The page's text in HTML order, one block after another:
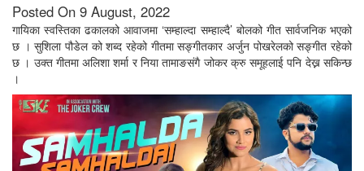
Posted On 9 August, 2022
गायिका स्वस्तिका ढकालको आवाजमा ‘सम्हाल्दा सम्हाल्दै’ बोलको गीत सार्वजनिक भएको
छ । सुशिला पौडेल को शब्द रहेको गीतमा सङ्गीतकार अर्जुन पोखरेलको सङ्गीत रहेको
छ । उक्त गीतमा अलिशा शर्मा र निया तामाङसंगै जोकर क्रु समूहलाई पनि देख्न सकिन्छ
।